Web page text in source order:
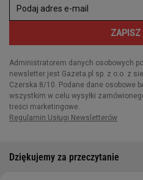
Dziękujemy za przeczytanie